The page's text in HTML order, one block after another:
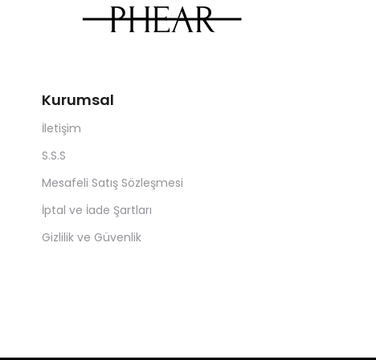
Kurumsal
İletişim
S.S.S
Mesafeli Satış Sözleşmesi
İptal ve İade Şartları
Gizlilik ve Güvenlik